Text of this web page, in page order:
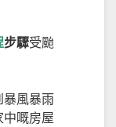
步驟受颱
暴風暴雨
中嘅房屋